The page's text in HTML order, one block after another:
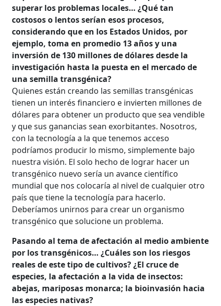
superar los problemas locales… ¿Qué tan
costosos o lentos serían esos procesos,
considerando que en los Estados Unidos, por
ejemplo, toma en promedio 13 años y una
inversión de 130 millones de dólares desde la
investigación hasta la puesta en el mercado de
una semilla transgénica?
Quienes están creando las semillas transgénicas
tienen un interés financiero e invierten millones de
dólares para obtener un producto que sea vendible
y que sus ganancias sean exorbitantes. Nosotros,
con la tecnología a la que tenemos acceso
podríamos producir lo mismo, simplemente bajo
nuestra visión. El solo hecho de lograr hacer un
transgénico nuevo sería un avance científico
mundial que nos colocaría al nivel de cualquier otro
país que tiene la tecnología para hacerlo.
Deberíamos unirnos para crear un organismo
transgénico que solucione un problema.
Pasando al tema de afectación al medio ambiente
por los transgénicos… ¿Cuáles son los riesgos
reales de este tipo de cultivos? ¿El cruce de
especies, la afectación a la vida de insectos:
abejas, mariposas monarca; la bioinvasión hacia
las especies nativas?